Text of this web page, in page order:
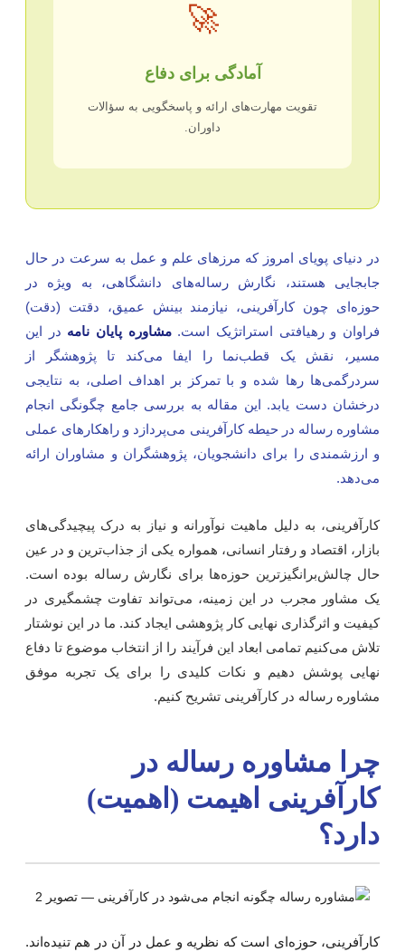
🚀
آمادگی برای دفاع
تقویت مهارت‌های ارائه و پاسخگویی به سؤالات
داوران.
دنیای پویای امروز که مرزهای علم و عمل به سرعت در حال
هستند، نگارش رساله‌های دانشگاهی، به ویژه در
چون کارآفرینی، نیازمند بینش عمیق، دقتت (دقت)
و رهیافتی استراتژیک است.مشاوره پایان نامه در این
نقش یک قطب‌نما را ایفا می‌کند تا پژوهشگر از
رها شده و با تمرکز بر اهداف اصلی، به نتایجی
دست یابد. این مقاله به بررسی جامع چگونگی انجام
رساله در حیطه کارآفرینی می‌پردازد و راهکارهای عملی
ارزشمندی را برای دانشجویان، پژوهشگران و مشاوران ارائه
به دلیل ماهیت نوآورانه و نیاز به درک پیچیدگی‌های
اقتصاد و رفتار انسانی، همواره یکی از جذاب‌ترین و در عین
چالش‌برانگیزترین حوزه‌ها برای نگارش رساله بوده است.
مشاور مجرب در این زمینه، می‌تواند تفاوت چشمگیری در
و اثرگذاری نهایی کار پژوهشی ایجاد کند. ما در این نوشتار
می‌کنیم تمامی ابعاد این فرآیند را از انتخاب موضوع تا دفاع
پوشش دهیم و نکات کلیدی را برای یک تجربه موفق
رساله در کارآفرینی تشریح کنیم.
مشاوره رساله در
اهیمت (اهمیت)
حوزه‌ای است که نظریه و عمل در آن در هم تنیده‌اند.